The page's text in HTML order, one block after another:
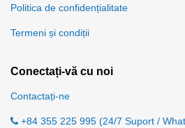
Politica de confidențialitate
Termeni și condiții
Conectați-vă cu noi
Contactați-ne
+84 355 225 995 (24/7 Suport /